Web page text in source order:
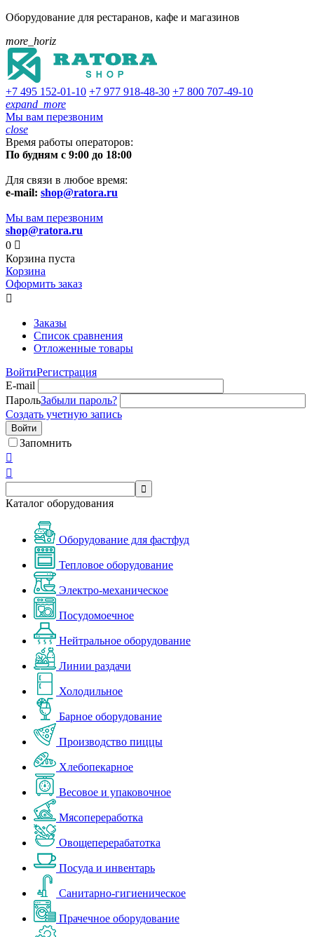
Оборудование для рестаранов, кафе и магазинов
more_horiz
+7 495 152-01-10 +7 977 918-48-30 +7 800 707-49-10
expand_more
Мы вам перезвоним
close
Время работы операторов:
По будням с 9:00 до 18:00
Для связи в любое время:
e-mail: shop@ratora.ru
Мы вам перезвоним
shop@ratora.ru
0 
Корзина пуста
Корзина
Оформить заказ

Заказы
Список сравнения
Отложенные товары
ВойтиРегистрация
E-mail
ПарольЗабыли пароль?
Создать учетную запись
Войти
Запомнить



Каталог оборудования
Оборудование для фастфуд
Тепловое оборудование
Электро-механическое
Посудомоечное
Нейтральное оборудование
Линии раздачи
Холодильное
Барное оборудование
Производство пиццы
Хлебопекарное
Весовое и упаковочное
Мясопереработка
Овощеперерабатотка
Посуда и инвентарь
Санитарно-гигиеническое
Прачечное оборудование